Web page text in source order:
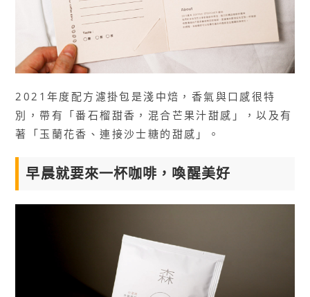
2021年度配方濾掛包是淺中焙，香氣與口感很特
別，帶有「番石榴甜香，混合芒果汁甜感」，以及有
著「玉蘭花香、連接沙士糖的甜感」。
早晨就要來一杯咖啡，喚醒美好